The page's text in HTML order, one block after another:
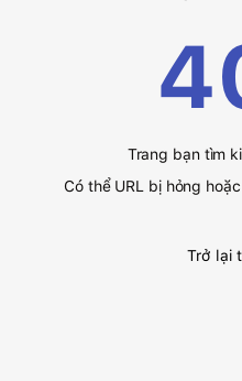
Trang bạn tìm
Có thể URL bị hỏng
Trở lại